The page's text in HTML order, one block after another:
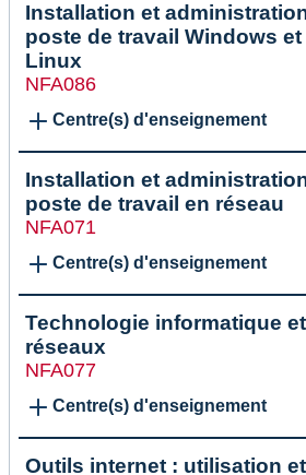
Installation et
poste de travail Windows et
Linux
NFA086
Centre(s) d'enseignement
Installation et
poste de travail en réseau
NFA071
Centre(s) d'enseignement
Technologie informatique et
réseaux
NFA077
Centre(s) d'enseignement
Outils internet : utilisation et